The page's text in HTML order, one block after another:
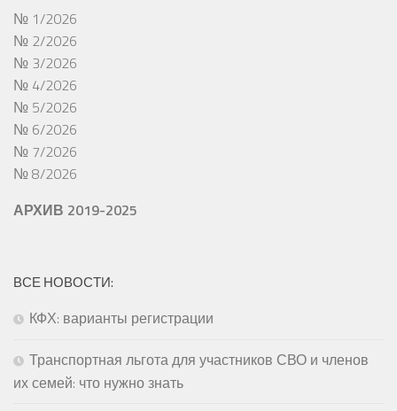
№ 1/2026
№ 2/2026
№ 3/2026
№ 4/2026
№ 5/2026
№ 6/2026
№ 7/2026
№ 8/2026
АРХИВ 2019-2025
ВСЕ НОВОСТИ:
КФХ: варианты регистрации
Транспортная льгота для участников СВО и членов
их семей: что нужно знать